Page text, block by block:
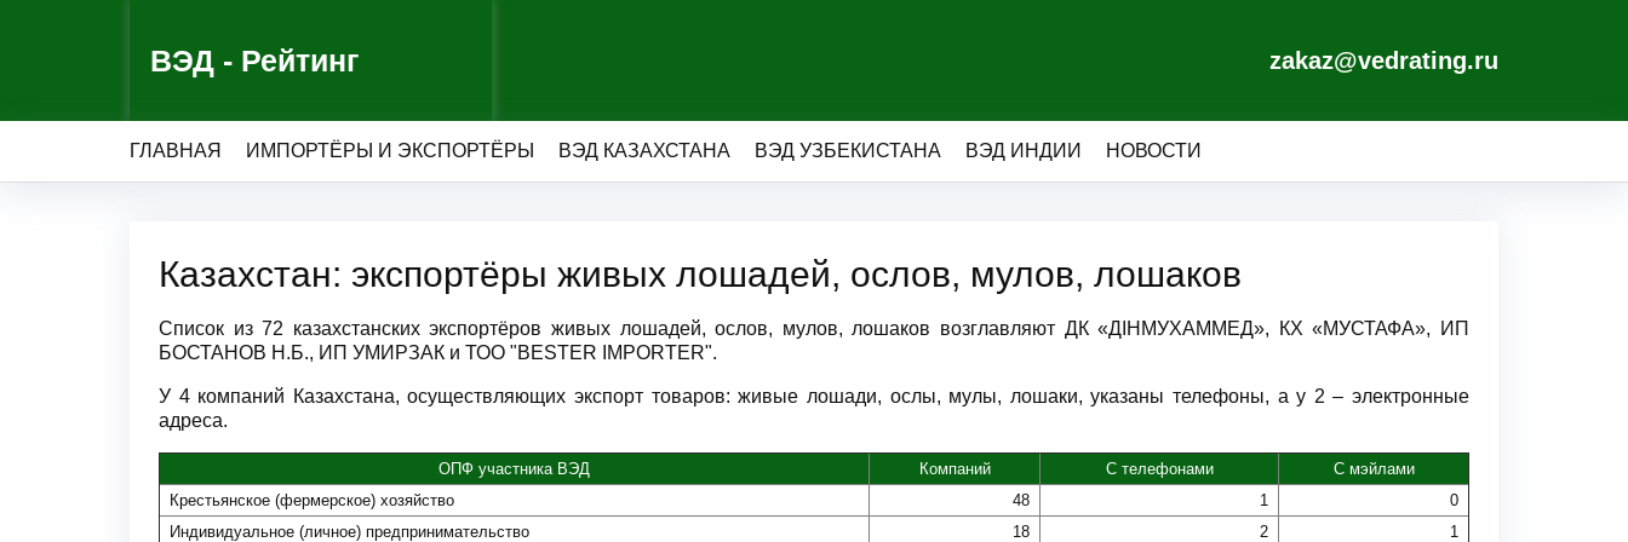
ВЭД - Рейтинг zakaz@vedrating.ru
ГЛАВНАЯ ИМПОРТЁРЫ И ЭКСПОРТЁРЫ ВЭД КАЗАХСТАНА ВЭД УЗБЕКИСТАНА ВЭД ИНДИИ НОВОСТИ
Казахстан: экспортёры живых лошадей, ослов, мулов, лошаков
Список из 72 казахстанских экспортёров живых лошадей, ослов, мулов, лошаков возглавляют ДК «ДІНМУХАММЕД», КХ «МУСТАФА», ИП
БОСТАНОВ Н.Б., ИП УМИРЗАК и ТОО "BESTER IMPORTER".
У 4 компаний Казахстана, осуществляющих экспорт товаров: живые лошади, ослы, мулы, лошаки, указаны телефоны, а у 2 – электронные
адреса.
ОПФ участника ВЭД Компаний С телефонами
С мэйлами
Крестьянское (фермерское) хозяйство
48 1
0
Индивидуальное (личное) предпринимательство
18 2
1